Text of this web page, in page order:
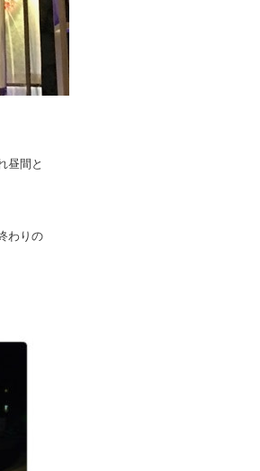
昼間と
わりの